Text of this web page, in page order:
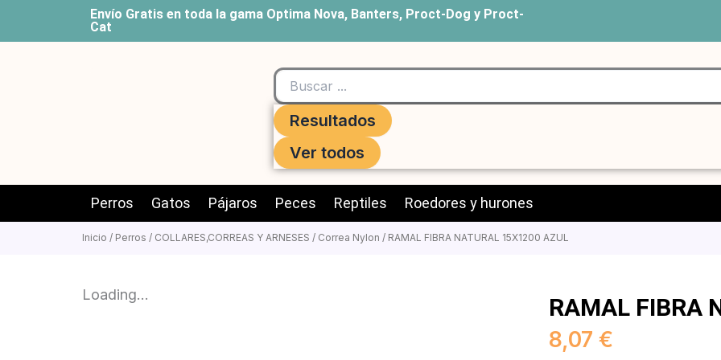
Envío Gratis en toda la gama Optima Nova, Banters, Proct-Dog y Proct-
Cat
Search
Resultados
Ver todos
Perros Gatos Pájaros Peces Reptiles Roedores y hurones
Inicio / Perros / COLLARES,CORREAS Y ARNESES / Correa Nylon / RAMAL FIBRA NATURAL 15X1200 AZUL
Loading... RAMAL FIBRA
8,07 €